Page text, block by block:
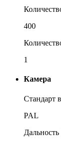
400
1
Камера
Стандарт
PAL